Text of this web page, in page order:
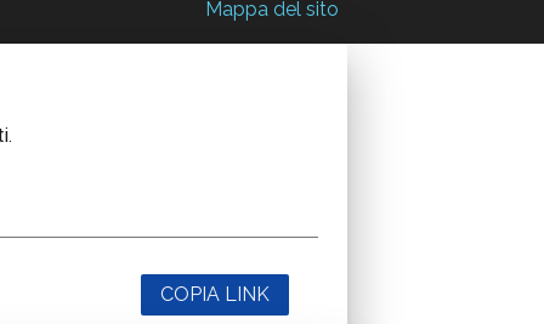
Mappa del sito
COPIA LINK